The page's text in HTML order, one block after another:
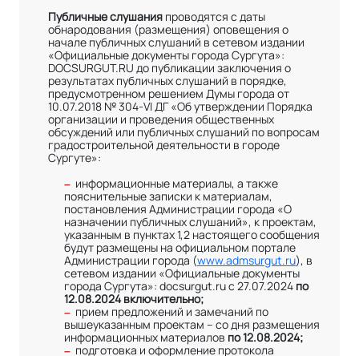
Публичные слушания проводятся с даты
обнародования (размещения) оповещения о
начале публичных слушаний в сетевом издании
«Официальные документы города Сургута»:
DOCSURGUT.RU до публикации заключения о
результатах публичных слушаний в порядке,
предусмотренном решением Думы города от
10.07.2018 № 304-VI ДГ «Об утверждении Порядка
организации и проведения общественных
обсуждений или публичных слушаний по вопросам
градостроительной деятельности в городе
Сургуте»:
– информационные материалы, а также
пояснительные записки к материалам,
постановления Администрации города «О
назначении публичных слушаний», к проектам,
указанным в пунктах 1,2 настоящего сообщения
будут размещены на официальном портале
Администрации города (www.admsurgut.ru), в
сетевом издании «Официальные документы
города Сургута»: docsurgut.ru с 27.07.2024 по
12.08.2024 включительно;
– прием предложений и замечаний по
вышеуказанным проектам – со дня размещения
информационных материалов по 12.08.2024;
– подготовка и оформление протокола